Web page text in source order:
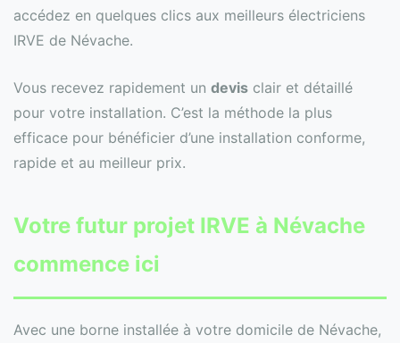
accédez en quelques clics aux meilleurs électriciens
IRVE de Névache.
Vous recevez rapidement un devis clair et détaillé
pour votre installation. C’est la méthode la plus
efficace pour bénéficier d’une installation conforme,
rapide et au meilleur prix.
Votre futur projet IRVE à Névache
commence ici
Avec une borne installée à votre domicile de Névache,